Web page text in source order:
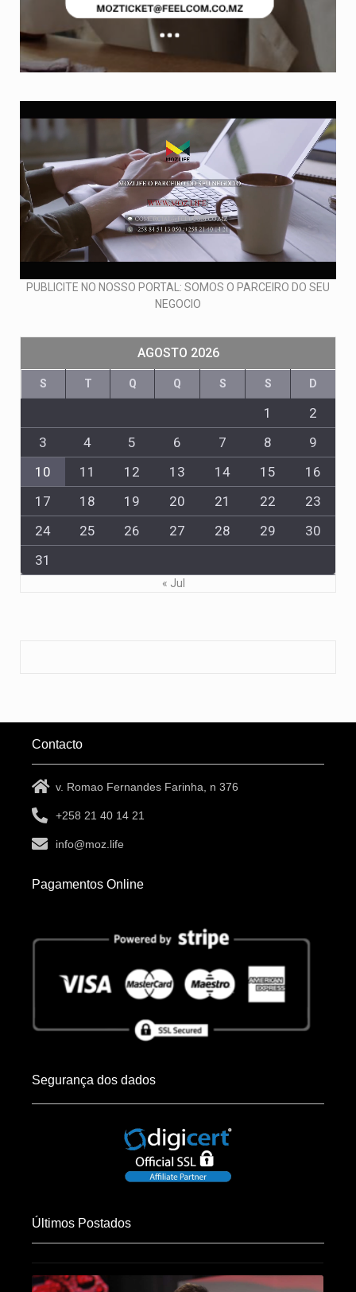
PUBLICITE NO NOSSO PORTAL: SOMOS O PARCEIRO DO SEU
NEGOCIO
AGOSTO 2026
S T Q Q S S D
1
2
3
4 5 6 7 8
9
10
11 12 13 14 15
16
17
18 19 20 21 22
23
24
25 26 27 28 29
30
31
« Jul
Contacto
v. Romao Fernandes Farinha, n 376
+258 21 40 14 21
info@moz.life
Pagamentos Online
Segurança dos dados
Últimos Postados